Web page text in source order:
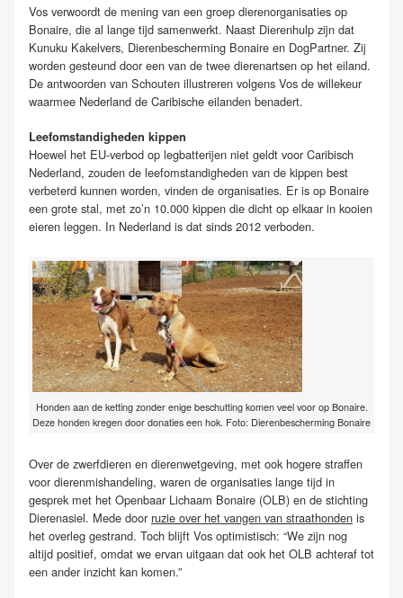
Vos verwoordt de mening van een groep dierenorganisaties op
Bonaire, die al lange tijd samenwerkt. Naast Dierenhulp zijn dat
Kunuku Kakelvers, Dierenbescherming Bonaire en DogPartner. Zij
worden gesteund door een van de twee dierenartsen op het eiland.
De antwoorden van Schouten illustreren volgens Vos de willekeur
waarmee Nederland de Caribische eilanden benadert.
Leefomstandigheden kippen
Hoewel het EU-verbod op legbatterijen niet geldt voor Caribisch
Nederland, zouden de leefomstandigheden van de kippen best
verbeterd kunnen worden, vinden de organisaties. Er is op Bonaire
een grote stal, met zo’n 10.000 kippen die dicht op elkaar in kooien
eieren leggen. In Nederland is dat sinds 2012 verboden.
Honden aan de ketting zonder enige beschutting komen veel voor op Bonaire.
Deze honden kregen door donaties een hok. Foto: Dierenbescherming Bonaire
Over de zwerfdieren en dierenwetgeving, met ook hogere straffen
voor dierenmishandeling, waren de organisaties lange tijd in
gesprek met het Openbaar Lichaam Bonaire (OLB) en de stichting
Dierenasiel. Mede door ruzie over het vangen van straathonden is
het overleg gestrand. Toch blijft Vos optimistisch: “We zijn nog
altijd positief, omdat we ervan uitgaan dat ook het OLB achteraf tot
een ander inzicht kan komen.”